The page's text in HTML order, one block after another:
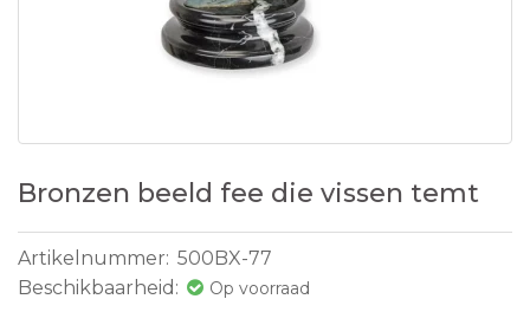
Bronzen beeld fee die vissen temt
Artikelnummer: 500BX-77
Beschikbaarheid:
Op voorraad